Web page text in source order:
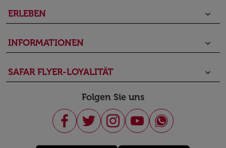
ERLEBEN keyboard_arrow_down
INFORMATIONEN keyboard_arrow_down
SAFAR FLYER-LOYALITÄT keyboard_arrow_down
Folgen Sie uns